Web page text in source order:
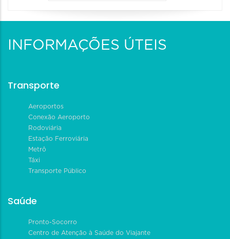
INFORMAÇÕES ÚTEIS
Transporte
Aeroportos
Conexão Aeroporto
Rodoviária
Estação Ferroviária
Metrô
Táxi
Transporte Público
Saúde
Pronto-Socorro
Centro de Atenção à Saúde do Viajante